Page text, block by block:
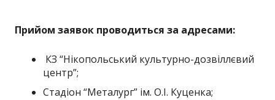
ідентифікаційний код;
свідоцтво про народження;